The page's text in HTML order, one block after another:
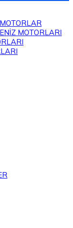
MOTORLARI